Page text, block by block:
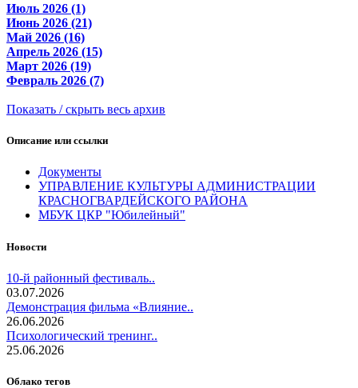
Июль 2026 (1)
Июнь 2026 (21)
Май 2026 (16)
Апрель 2026 (15)
Март 2026 (19)
Февраль 2026 (7)
Показать / скрыть весь архив
Описание или ссылки
Документы
УПРАВЛЕНИЕ КУЛЬТУРЫ АДМИНИСТРАЦИИ
КРАСНОГВАРДЕЙСКОГО РАЙОНА
МБУК ЦКР "Юбилейный"
Новости
10-й районный фестиваль..
03.07.2026
Демонстрация фильма «Влияние..
26.06.2026
Психологический тренинг..
25.06.2026
Облако тегов